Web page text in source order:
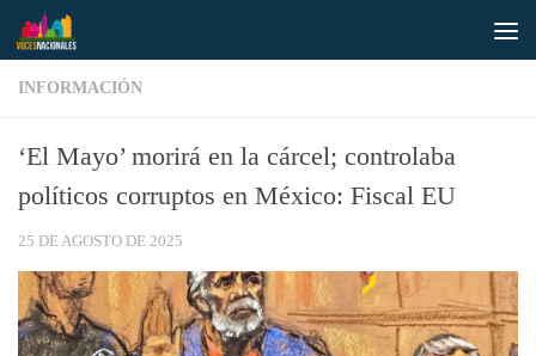
Saltar al contenido
INFORMACIÓN
‘El Mayo’ morirá en la cárcel; controlaba
políticos corruptos en México: Fiscal EU
25 DE AGOSTO DE 2025